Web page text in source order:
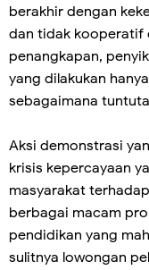
berakhir dengan
dan tidak kooperatif
penangkapan,
yang dilakukan
sebagaimana
Aksi demonstrasi
krisis kepercayaan
masyarakat
berbagai macam
pendidikan yang
sulitnya lowongan